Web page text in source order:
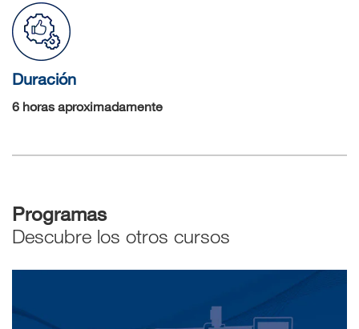
Duración
6 horas aproximadamente
Programas
Descubre los otros cursos